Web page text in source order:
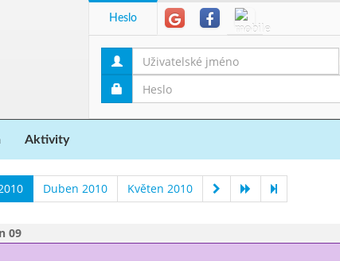
Heslo
Aktivity
Duben 2010 Květen 2010
09